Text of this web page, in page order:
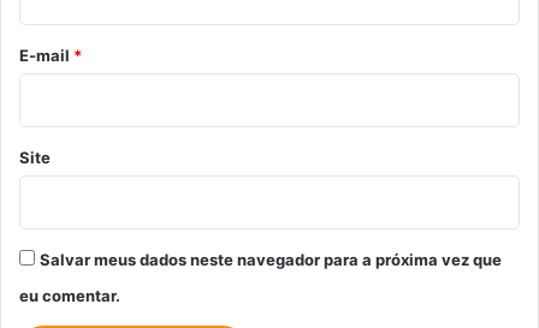
o
*
E-mail *
Site
Salvar meus dados neste navegador para a próxima vez que
eu comentar.